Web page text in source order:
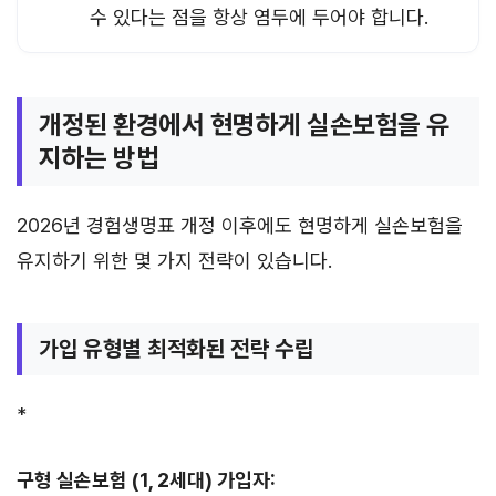
수 있다는 점을 항상 염두에 두어야 합니다.
개정된 환경에서 현명하게 실손보험을 유
지하는 방법
2026년 경험생명표 개정 이후에도 현명하게 실손보험을
유지하기 위한 몇 가지 전략이 있습니다.
가입 유형별 최적화된 전략 수립
*
구형 실손보험 (1, 2세대) 가입자: